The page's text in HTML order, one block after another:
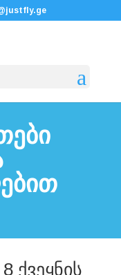
ქვეყნის